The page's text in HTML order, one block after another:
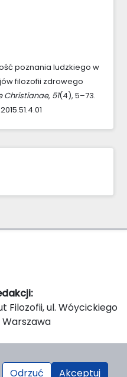
poznania ludzkiego w
filozofii zdrowego
Christianae, 51(4), 5–73.
Filozofii, ul. Wóycickiego
Warszawa
ul. Dewajtis 5, domek
Odrzuć Akceptuj